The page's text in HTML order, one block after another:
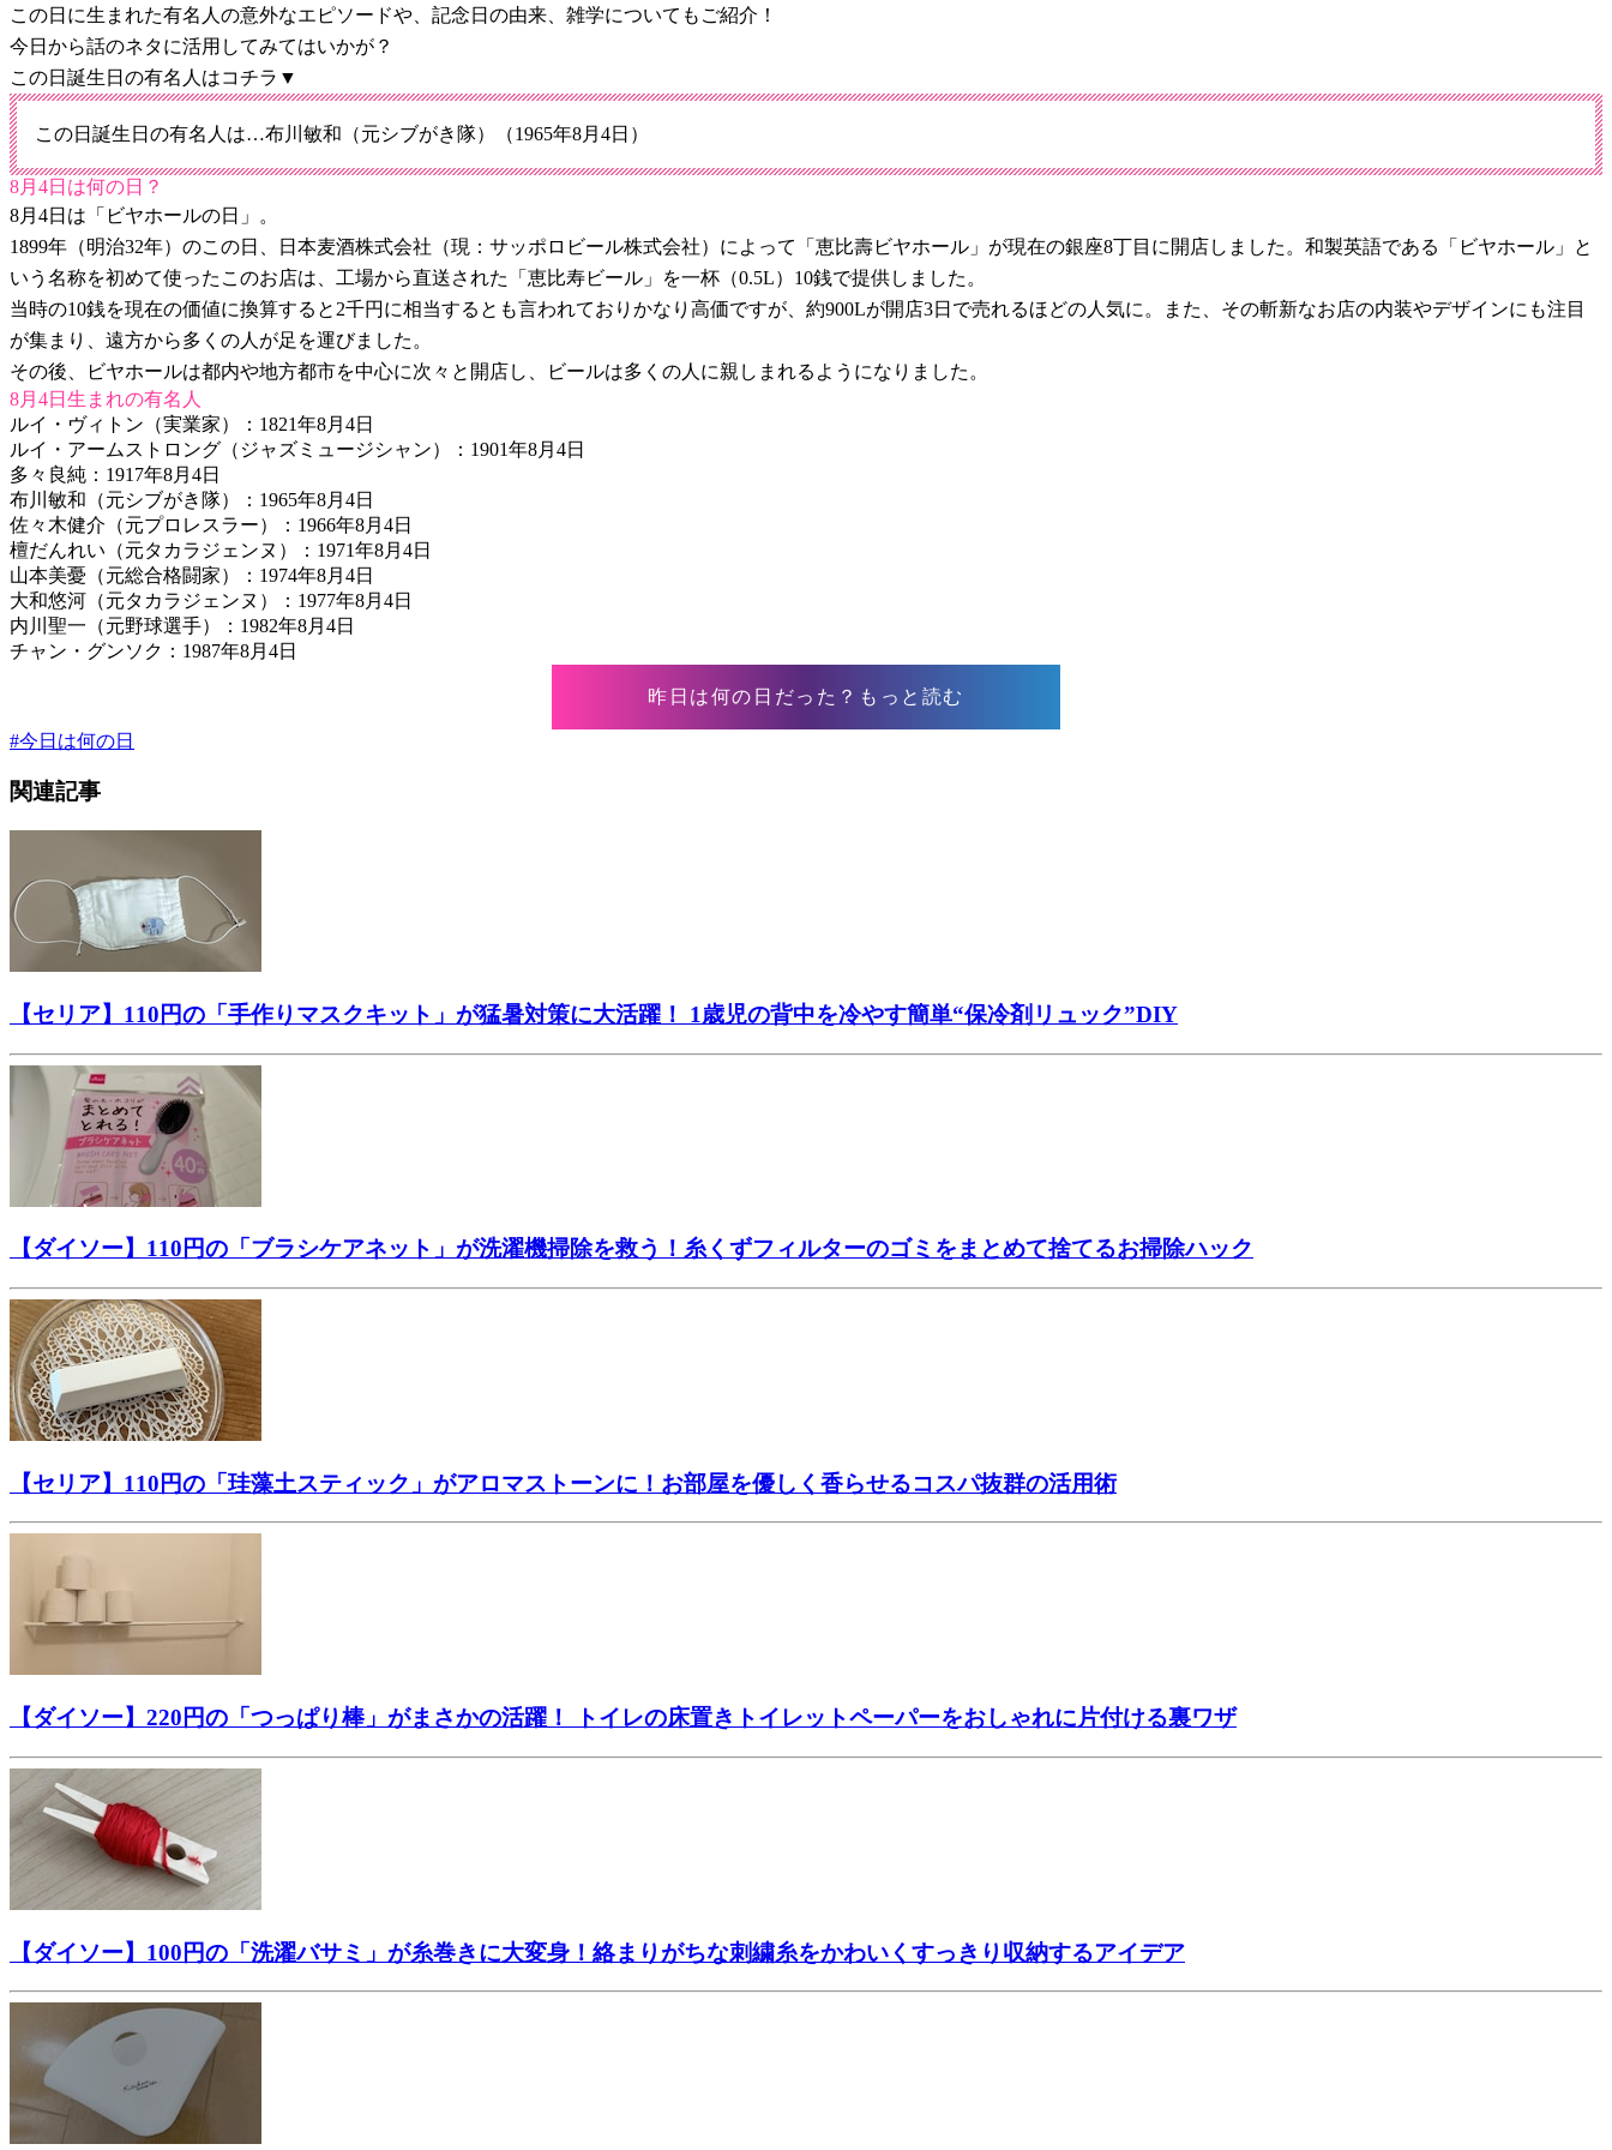
この日に生まれた有名人の意外なエピソードや、記念日の由来、雑学についてもご紹介！
今日から話のネタに活用してみてはいかが？
この日誕生日の有名人はコチラ▼
この日誕生日の有名人は…布川敏和（元シブがき隊）（1965年8月4日）
8月4日は何の日？
8月4日は「ビヤホールの日」。
1899年（明治32年）のこの日、日本麦酒株式会社（現：サッポロビール株式会社）によって「恵比壽ビヤホール」が現在の銀座8丁目に開店しました。和製英語である「ビヤホール」と
いう名称を初めて使ったこのお店は、工場から直送された「恵比寿ビール」を一杯（0.5L）10銭で提供しました。
当時の10銭を現在の価値に換算すると2千円に相当するとも言われておりかなり高価ですが、約900Lが開店3日で売れるほどの人気に。また、その斬新なお店の内装やデザインにも注目
が集まり、遠方から多くの人が足を運びました。
その後、ビヤホールは都内や地方都市を中心に次々と開店し、ビールは多くの人に親しまれるようになりました。
8月4日生まれの有名人
ルイ・ヴィトン（実業家）：1821年8月4日
ルイ・アームストロング（ジャズミュージシャン）：1901年8月4日
多々良純：1917年8月4日
布川敏和（元シブがき隊）：1965年8月4日
佐々木健介（元プロレスラー）：1966年8月4日
檀だんれい（元タカラジェンヌ）：1971年8月4日
山本美憂（元総合格闘家）：1974年8月4日
大和悠河（元タカラジェンヌ）：1977年8月4日
内川聖一（元野球選手）：1982年8月4日
チャン・グンソク：1987年8月4日
昨日は何の日だった？もっと読む
#今日は何の日
関連記事
【セリア】110円の「手作りマスクキット」が猛暑対策に大活躍！ 1歳児の背中を冷やす簡単“保冷剤リュック”DIY
【ダイソー】110円の「ブラシケアネット」が洗濯機掃除を救う！糸くずフィルターのゴミをまとめて捨てるお掃除ハック
【セリア】110円の「珪藻土スティック」がアロマストーンに！お部屋を優しく香らせるコスパ抜群の活用術
【ダイソー】220円の「つっぱり棒」がまさかの活躍！ トイレの床置きトイレットペーパーをおしゃれに片付ける裏ワザ
【ダイソー】100円の「洗濯バサミ」が糸巻きに大変身！絡まりがちな刺繍糸をかわいくすっきり収納するアイデア